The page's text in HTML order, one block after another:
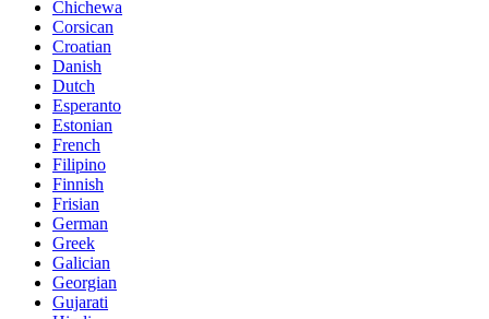
Chichewa
Corsican
Croatian
Danish
Dutch
Esperanto
Estonian
French
Filipino
Finnish
Frisian
German
Greek
Galician
Georgian
Gujarati